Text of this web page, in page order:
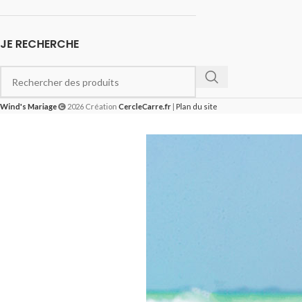
JE RECHERCHE
Wind's Mariage 2026 Création CercleCarre.fr Plan du site